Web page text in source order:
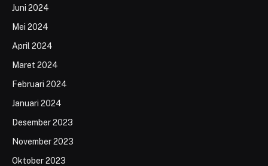
Juni 2024
Mei 2024
April 2024
Maret 2024
Februari 2024
Januari 2024
Desember 2023
November 2023
Oktober 2023